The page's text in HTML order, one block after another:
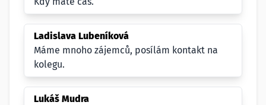
Ladislava Lubeníková
Máme mnoho zájemců, posílám kontakt na
kolegu.
Lukáš Mudra